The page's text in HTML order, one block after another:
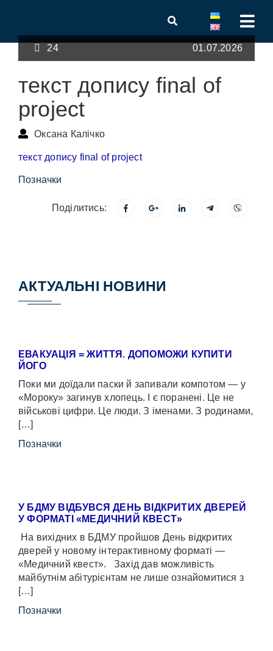
24 01.07.2026
текст допису final of
project
Оксана Калічко
текст допису final of project
Позначки
Поділитись:
АКТУАЛЬНІ НОВИНИ
ЕВАКУАЦІЯ = ЖИТТЯ. ДОПОМОЖИ КУПИТИ
ЙОГО
Поки ми доїдали паски й запивали компотом — у
«Мороку» загинув хлопець. І є поранені. Це не
військові цифри. Це люди. З іменами. З родинами,
[…]
Позначки
У БДМУ ВІДБУВСЯ ДЕНЬ ВІДКРИТИХ ДВЕРЕЙ
У ФОРМАТІ «МЕДИЧНИЙ КВЕСТ»
На вихідних в БДМУ пройшов День відкритих
дверей у новому інтерактивному форматі —
«Медичний квест». Захід дав можливість
майбутнім абітурієнтам не лише ознайомитися з
[…]
Позначки